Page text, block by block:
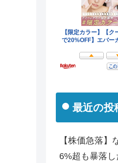
最近の投
【株価急落
6%超も暴落